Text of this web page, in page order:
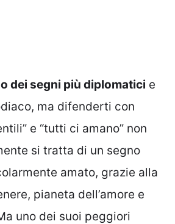
dei segni più diplomatici e
ma difenderti con
e “tutti ci amano” non
si tratta di un segno
amato, grazie alla
pianeta dell’amore e
uno dei suoi peggiori